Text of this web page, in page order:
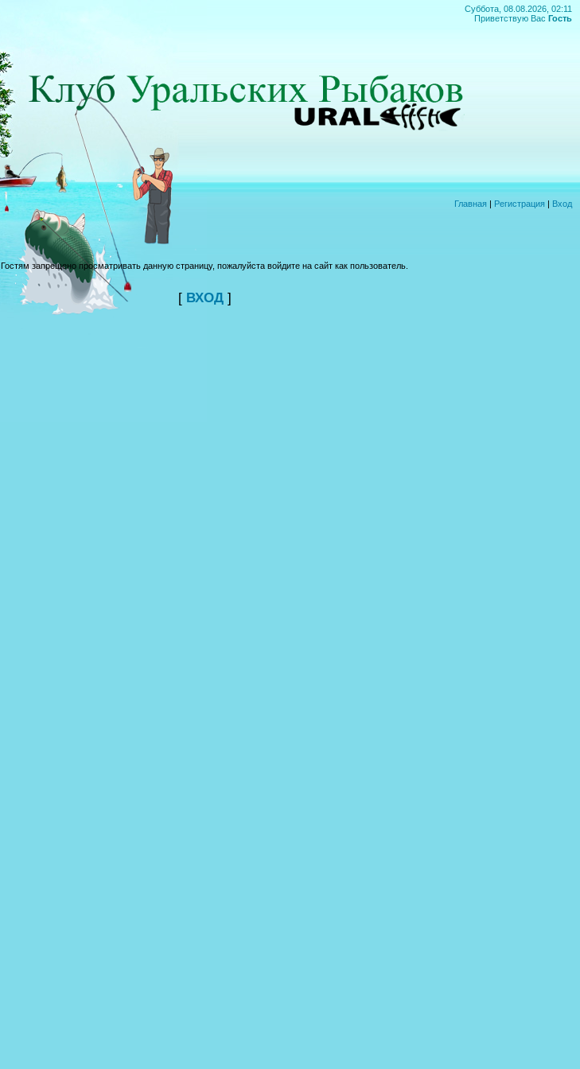
Суббота, 08.08.2026, 02:11
Приветствую Вас Гость
Главная | Регистрация | Вход
Гостям запрещено просматривать данную страницу, пожалуйста войдите на сайт как пользователь.
[ ВХОД]